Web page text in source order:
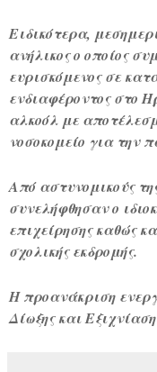
Ειδικότερα,
ανήλικος ο οποίος
ευρισκόμενος σε
ενδιαφέροντος στο
αλκοόλ με
νοσοκομείο για την
Από αστυνομικούς
συνελήφθησαν ο
επιχείρησης καθώς
σχολικής εκδρομής.
Η προανάκριση
Δίωξης και